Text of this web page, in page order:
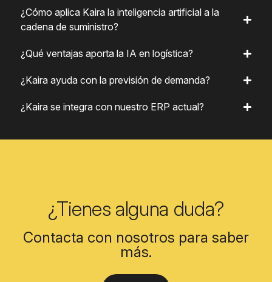
¿Cómo aplica Kaira la inteligencia artificial a la
cadena de suministro?
¿Qué ventajas aporta la IA en logística?
¿Kaira ayuda con la previsión de demanda?
¿Kaira se integra con nuestro ERP actual?
¿Tienes alguna duda?
Contacta con nosotros para saber
más.